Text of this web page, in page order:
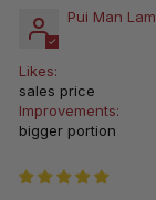
Pui Man Lam
Likes:
sales price
Improvements:
bigger portion